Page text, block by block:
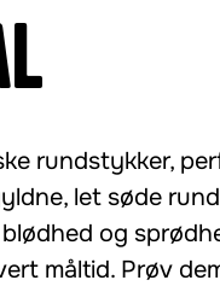
rundstykker,
let søde
og
måltid. Prøv